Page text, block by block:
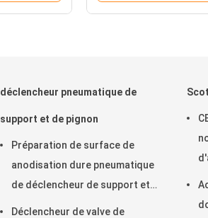
déclencheur pneumatique de
support et de pignon
Préparation de surface de
anodisation dure pneumatique
de déclencheur de support et
Déclencheur de valve de